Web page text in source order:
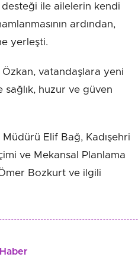
desteği ile ailelerin kendi
ardından,
yerleşti.
vatandaşlara yeni
sağlık, huzur ve güven
Elif Bağ, Kadışehri
ve Mekansal Planlama
Bozkurt ve ilgili